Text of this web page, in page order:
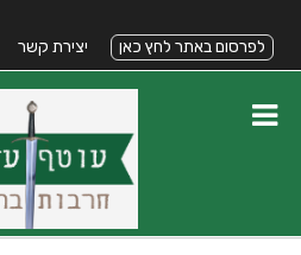
לפרסום באתר לחץ כאן
יצירת קשר